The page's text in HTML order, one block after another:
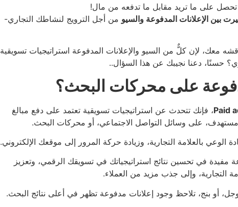
تحصل على ما تريد مقابل ما تدفعه من مال!
بين الإعلانات المدفوعة والسيو من أجل الترويج لنشاطك التجاري-
معك، لإن كلٌّ من السيو والإعلانات المدفوعة استراتيجيات تسويقية
حسنًا، دعنا نجيبك عن هذا السؤال..
على محركات البحث؟
، فإنك تتحدث عن استراتيجيات تسويقية تعتمد على دفع مبالغ
على وسائل التواصل الاجتماعي، أو محركات البحث.
الوعي بالعلامة التجارية، وزيادة حركة المرور إلى موقعك الإلكتروني.
مفيدة في تحسين نتائج استراتيجياتك في تسويقك الرقمي، وتعزيز
التجارية، وإلى جذب مزيد من العملاء.
أو بنج، تلاحظ وجود إعلانات مدفوعة تظهر في أعلى نتائج البحث.